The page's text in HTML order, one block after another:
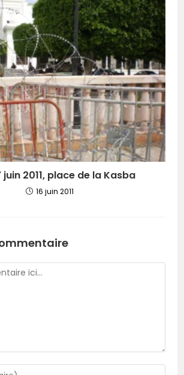
juin 2011, place de la Kasba
16 juin 2011